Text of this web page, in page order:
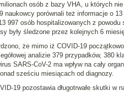
osób z bazy VHA, u których
naukowcy porównali też informacje o
997 osób hospitalizowanych z
były śledzone przez kolejnych 6
że mimo iż COVID-19
analizie 379 przypadków, 380
SARS-CoV-2 ma wpływ na cały
sześciu miesiącach od diagnozy.
19 pozostawia długotrwałe skutki w